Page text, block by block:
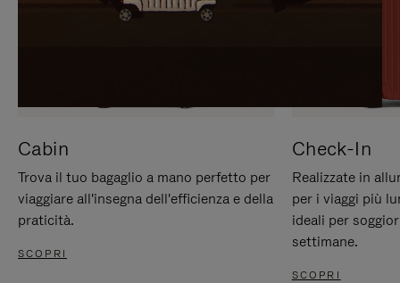
Cabin
Trova il tuo bagaglio a mano perfetto per
viaggiare all'insegna dell'efficienza e della
praticità.
SCOPRI
Check-In
Realizzate in
per i viaggi più
ideali per
settimane.
SCOPRI